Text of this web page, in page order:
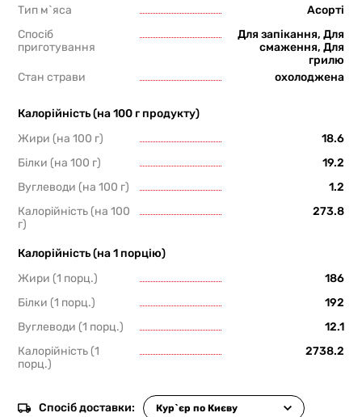
Тип м`яса
Асорті
Спосіб
приготування
Для запікання, Для
смаження, Для
грилю
Стан страви
охолоджена
Калорійність (на 100 г продукту)
Жири (на 100 г)
18.6
Білки (на 100 г)
19.2
Вуглеводи (на 100 г)
1.2
Калорійність (на 100
г)
273.8
Калорійність (на 1 порцію)
Жири (1 порц.)
186
Білки (1 порц.)
192
Вуглеводи (1 порц.)
12.1
Калорійність (1
порц.)
2738.2
Спосіб доставки: